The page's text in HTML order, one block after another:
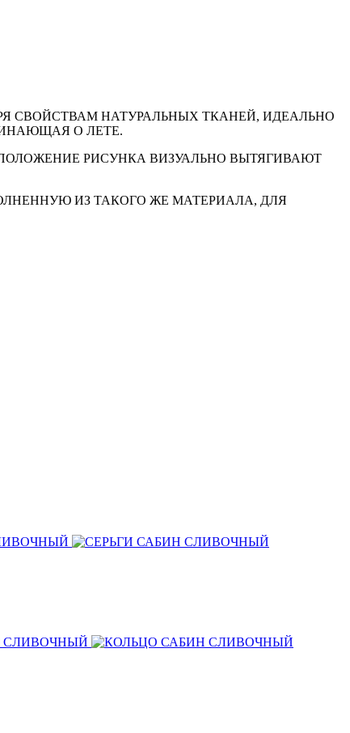
СВОЙСТВАМ НАТУРАЛЬНЫХ ТКАНЕЙ, ИДЕАЛЬНО
О ЛЕТЕ.
РИСУНКА ВИЗУАЛЬНО ВЫТЯГИВАЮТ
ИЗ ТАКОГО ЖЕ МАТЕРИАЛА, ДЛЯ